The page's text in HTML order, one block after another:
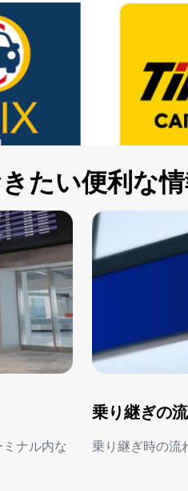
ーシェア タイ
たい便利な
ナル内な
乗り継ぎの
乗り継ぎ時の流